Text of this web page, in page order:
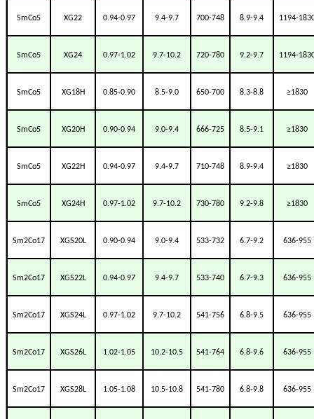
SmCo5 XG22 0.94-0.97 9.4-9.7 700-748 8.9-9.4 1194-
SmCo5 XG24 0.97-1.02 9.7-10.2 720-780 9.2-9.7 1194-
SmCo5 XG18H 0.85-0.90 8.5-9.0 650-700 8.3-8.8 ≥1830
SmCo5 XG20H 0.90-0.94 9.0-9.4 666-725 8.5-9.1 ≥1830
SmCo5 XG22H 0.94-0.97 9.4-9.7 710-748 8.9-9.4 ≥1830
SmCo5 XG24H 0.97-1.02 9.7-10.2 730-780 9.2-9.8 ≥1830
Sm2Co17 XGS20L 0.90-0.94 9.0-9.4 533-732 6.7-9.2 636-955
Sm2Co17 XGS22L 0.94-0.97 9.4-9.7 533-740 6.7-9.3 636-955
Sm2Co17 XGS24L 0.97-1.02 9.7-10.2 541-756 6.8-9.5 636-955
Sm2Co17 XGS26L 1.02-1.05 10.2-10.5 541-764 6.8-9.6 636-955
Sm2Co17 XGS28L 1.05-1.08 10.5-10.8 541-780 6.8-9.8 636-955